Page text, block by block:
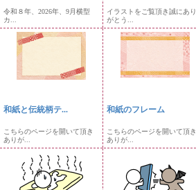
令和８年、2026年、9月横型
カ...
イラストをご覧頂き誠にあり
がとう...
和紙と伝統柄テ...
こちらのページを開いて頂き
ありが...
和紙のフレーム
こちらのページを開いて頂き
ありが...